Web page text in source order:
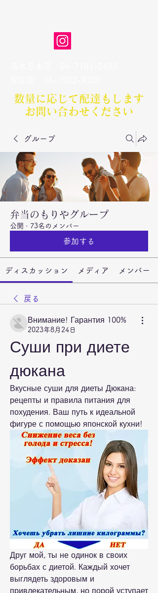
数量に応じて配達もします​
お問い合わせください
グループ
弁当のもりやグループ
公開 · 73名のメンバー
参加する
ディスカッション メディア メンバー
戻る
Внимание! Гарантия 100%
2023年8月24日
Суши при диете
дюкана
Вкусные суши для диеты Дюкана:
рецепты и правила питания для
похудения. Ваш путь к идеальной
фигуре с помощью японской кухни!
Друг мой, ты не одинок в своих
борьбах с диетой. Каждый хочет
выглядеть здоровым и
привлекательным, но порой уступает